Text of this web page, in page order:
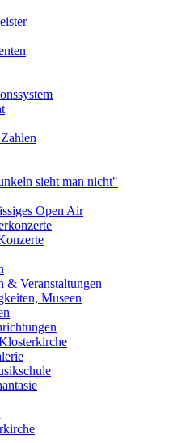
sieht man nicht"
Open Air
& Veranstaltungen
Museen